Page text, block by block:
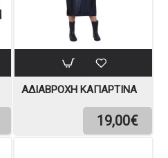
ΑΔΙΑΒΡΟΧΉ ΚΑΠΑΡΤΊΝΑ
19,00€